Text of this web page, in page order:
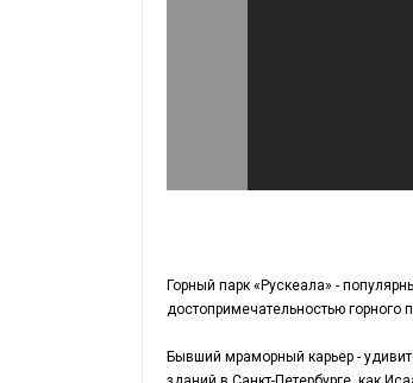
Горный парк «Рускеала» -
достопримечательностью
Бывший мраморный карьер -